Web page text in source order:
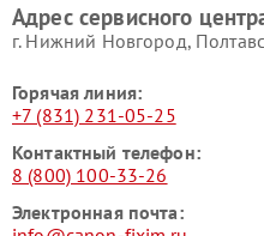
Адрес сервисного
г. Нижний Новгород,
Горячая линия:
+7 (831) 231-05-25
Контактный телефон:
8 (800) 100-33-26
Электронная почта: